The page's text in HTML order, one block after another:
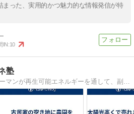
まった、実用的かつ魅力的な情報発信が特
IN:10
塾
どこにでもいるサラリーマンが再生可能エネルギーを通して、副収入を得ながら自然環境の改善、再生を願い奮闘しております。